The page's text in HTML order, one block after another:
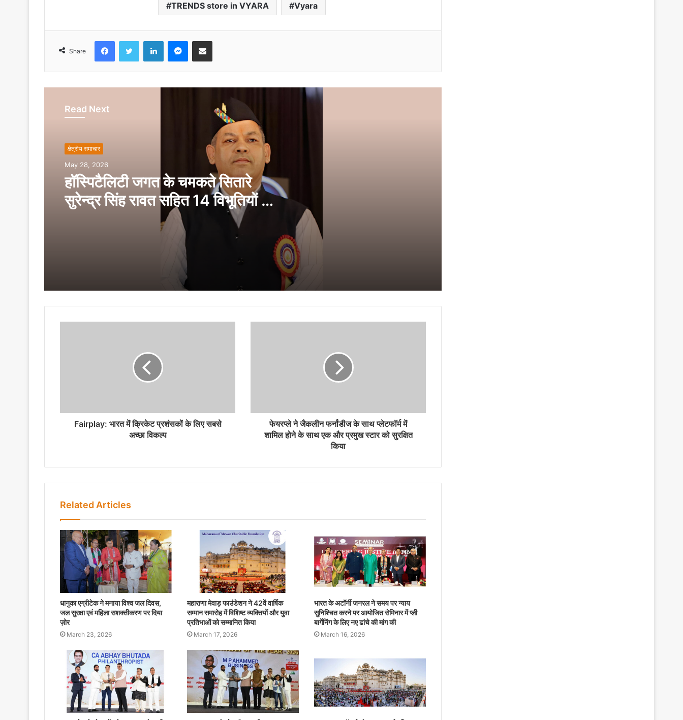
TRENDS store in VYARA Vyara
Share
FacebookTwitter LinkedInMessenger
Share via Email
Read Next
क्षेत्रीय समाचार
May 28, 2026
हॉस्पिटैलिटी जगत के चमकते सितारे
सुरेन्द्र सिंह रावत सहित 14 विभूतियों को
मिला ‘माय देहरादून, माय प्राइड’ सम्मान
अवादा भारत उदय यात्रा सूरत पहुंची
और 29 अप्रैल को होटल सूरत मैरियट, अठवालाइंस
में आयोजित किया जाएगा
VELVEX ने लखनऊ सुपर जायंट्स के साथ
साझेदारी कर बाज़ार में अपनी उपस्थिति को तेज़
किया
भारत में इलेक्ट्रॉनिक्स मैन्युफैक्चरिंग तेज रफ्तार पर;
सूरत में हाई लाइफ एग्जिबिशन २६ और २७ मार्च को
Fairplay: भारत में क्रिकेट प्रशंसकों के लिए सबसे
अच्छा विकल्प
फेयरप्ले ने जैकलीन फर्नांडीज के साथ प्लेटफॉर्म में
शामिल होने के साथ एक और प्रमुख स्टार को सुरक्षित
किया
Related Articles
धानुका एग्रीटेक ने मनाया विश्व जल दिवस,
जल सुरक्षा एवं महिला सशक्तीकरण पर दिया
ज़ोर
March 23, 2026
महाराणा मेवाड़ फाउंडेशन ने 42वें वार्षिक
सम्मान समारोह में विशिष्ट व्यक्तियों और युवा
प्रतिभाओं को सम्मानित किया
March 17, 2026
भारत के अटॉर्नी जनरल ने समय पर न्याय
सुनिश्चित करने पर आयोजित सेमिनार में प्ली
बार्गेनिंग के लिए नए ढांचे की मांग की
March 16, 2026